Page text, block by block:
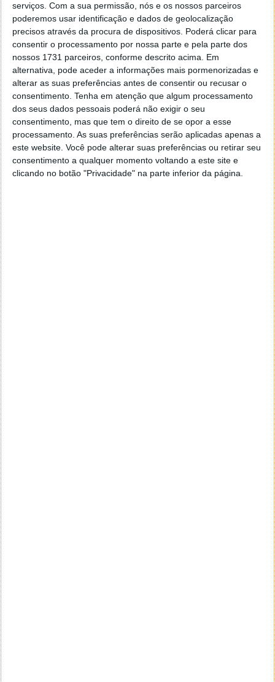
serviços. Com a sua permissão, nós e os nossos parceiros
poderemos usar identificação e dados de geolocalização
precisos através da procura de dispositivos. Poderá clicar para
consentir o processamento por nossa parte e pela parte dos
nossos 1731 parceiros, conforme descrito acima. Em
alternativa, pode aceder a informações mais pormenorizadas e
alterar as suas preferências antes de consentir ou recusar o
consentimento. Tenha em atenção que algum processamento
dos seus dados pessoais poderá não exigir o seu
consentimento, mas que tem o direito de se opor a esse
processamento. As suas preferências serão aplicadas apenas a
este website. Você pode alterar suas preferências ou retirar seu
consentimento a qualquer momento voltando a este site e
clicando no botão "Privacidade" na parte inferior da página.
O lítio tem uma enorme importância na economia do
mundo, tanto no presente como no futuro. Portugal
está entre os países com grandes potencialidades na
extração deste minério. Dizem até que este metal
alcalino é o “petróleo de Portugal”. O ministro do
Ambiente, Matos Fernandes, afirmou hoje que
Portugal não vai explorar o lítio “a todo o custo”.